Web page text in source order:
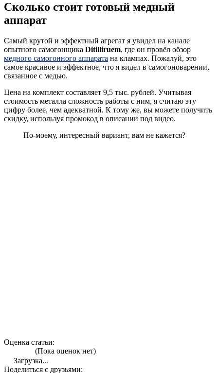
Сколько стоит готовый медный
аппарат
Самый крутой и эффектный агрегат я увидел на канале
опытного самогонщика Ditilliruem, где он провёл обзор
медного самогонного аппарата на клампах. Пожалуй, это
самое красивое и эффектное, что я видел в самогоноварении,
связанное с медью.
Цена на комплект составляет 9,5 тыс. рублей. Учитывая
стоимость металла сложность работы с ним, я считаю эту
цифру более, чем адекватной. К тому же, вы можете получить
скидку, используя промокод в описании под видео.
По-моему, интересный вариант, вам не кажется?
Оценка статьи:
(Пока оценок нет)
Загрузка...
Поделиться с друзьями: